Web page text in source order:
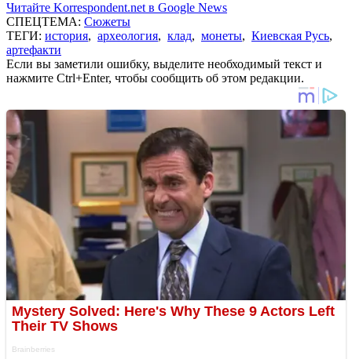
Читайте Korrespondent.net в Google News
СПЕЦТЕМА: Сюжеты
ТЕГИ: история, археология, клад, монеты, Киевская Русь,
артефакти
Если вы заметили ошибку, выделите необходимый текст и
нажмите Ctrl+Enter, чтобы сообщить об этом редакции.